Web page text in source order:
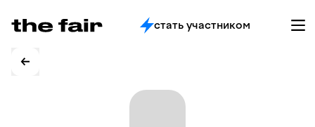
стать участником